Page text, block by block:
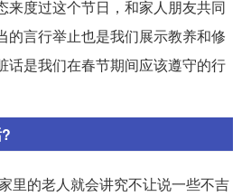
来度过这个节日，和家人朋友共同
的言行举止也是我们展示教养和修
话是我们在春节期间应该遵守的行
里的老人就会讲究不让说一些不吉